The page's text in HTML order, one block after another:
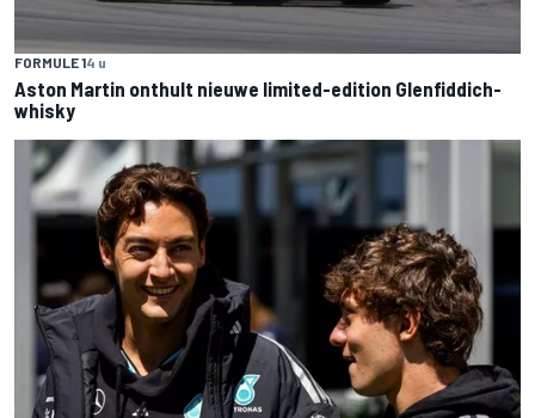
FORMULE 14 u
Aston Martin onthult nieuwe limited-edition Glenfiddich-
whisky